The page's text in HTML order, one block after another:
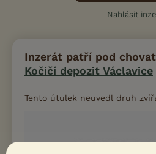
Nahlásit
Inzerát patří pod
Kočičí depozit Václavice
Tento útulek neuvedl druh